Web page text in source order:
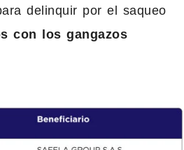
delinquir por el saqueo
con los gangazos